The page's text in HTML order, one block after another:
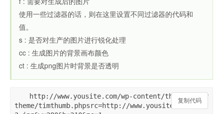
使用一些过滤器的话，则在这里设置不同过滤器的代码和
值。
s : 是否对生产的图片进行锐化处理
cc : 生成图片的背景画布颜色
ct : 生成png图片时背景是否透明
复制代码
复制代码
http://www.yousite.com/wp-content/themes/your
theme/timthumb.phpsrc=http://www.yousite.com/12